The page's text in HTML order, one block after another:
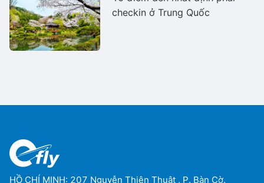
checkin ở Trung Quốc
HỒ CHÍ MINH: 207 Nguyễn Thiện Thuật , P. Bàn Cờ.